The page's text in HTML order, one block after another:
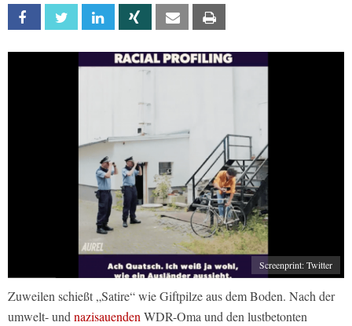
Facebook Twitter Linkedin Xing Email
Screenprint: Twitter
Zuweilen schießt „Satire“ wie Giftpilze aus dem Boden. Nach der
umwelt- und nazisauenden WDR-Oma und den lustbetonten